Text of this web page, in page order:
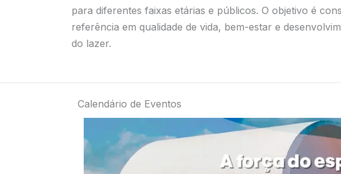
para diferentes faixas etárias e públicos. O objetivo é
referência em qualidade de vida, bem-estar e
do lazer.
Calendário de Eventos